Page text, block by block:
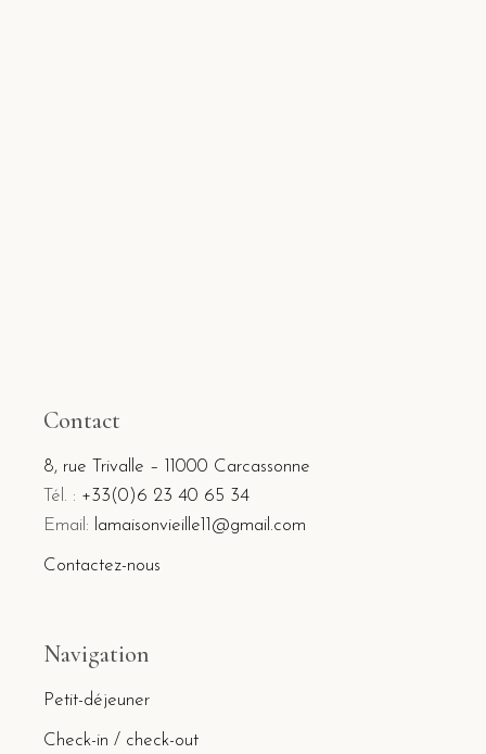
Contact
8, rue Trivalle – 11000 Carcassonne
Tél. : +33(0)6 23 40 65 34
Email: lamaisonvieille11@gmail.com
Contactez-nous
Navigation
Petit-déjeuner
Check-in / check-out